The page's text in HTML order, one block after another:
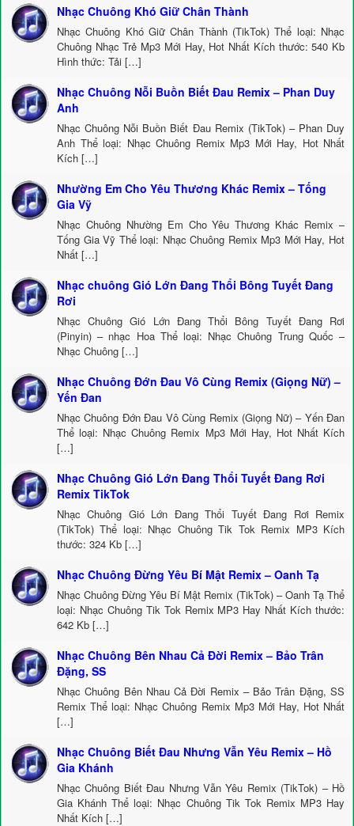
Nhạc Chuông Khó Giữ Chân Thành
Nhạc Chuông Khó Giữ Chân Thành (TikTok) Thể loại: Nhạc
Chuông Nhạc Trẻ Mp3 Mới Hay, Hot Nhất Kích thước: 540 Kb
Hình thức: Tải […]
Nhạc Chuông Nỗi Buồn Biết Đau Remix – Phan Duy
Anh
Nhạc Chuông Nỗi Buồn Biết Đau Remix (TikTok) – Phan Duy
Anh Thể loại: Nhạc Chuông Remix Mp3 Mới Hay, Hot Nhất
Kích […]
Nhường Em Cho Yêu Thương Khác Remix – Tống
Gia Vỹ
Nhạc Chuông Nhường Em Cho Yêu Thương Khác Remix –
Tống Gia Vỹ Thể loại: Nhạc Chuông Remix Mp3 Mới Hay, Hot
Nhất […]
Nhạc chuông Gió Lớn Đang Thổi Bông Tuyết Đang
Rơi
Nhạc Chuông Gió Lớn Đang Thổi Bông Tuyết Đang Rơi
(Pinyin) – nhạc Hoa Thể loại: Nhạc Chuông Trung Quốc –
Nhạc Chuông […]
Nhạc Chuông Đớn Đau Vô Cùng Remix (Giọng Nữ) –
Yến Đan
Nhạc Chuông Đớn Đau Vô Cùng Remix (Giọng Nữ) – Yến Đan
Thể loại: Nhạc Chuông Remix Mp3 Mới Hay, Hot Nhất Kích
[…]
Nhạc Chuông Gió Lớn Đang Thổi Tuyết Đang Rơi
Remix TikTok
Nhạc Chuông Gió Lớn Đang Thổi Tuyết Đang Rơi Remix
(TikTok) Thể loại: Nhạc Chuông Tik Tok Remix MP3 Kích
thước: 324 Kb […]
Nhạc Chuông Đừng Yêu Bí Mật Remix – Oanh Tạ
Nhạc Chuông Đừng Yêu Bí Mật Remix (TikTok) – Oanh Tạ Thể
loại: Nhạc Chuông Tik Tok Remix MP3 Hay Nhất Kích thước:
642 Kb […]
Nhạc Chuông Bên Nhau Cả Đời Remix – Bảo Trân
Đặng, SS
Nhạc Chuông Bên Nhau Cả Đời Remix – Bảo Trân Đặng, SS
Remix Thể loại: Nhạc Chuông Remix Mp3 Mới Hay, Hot Nhất
[…]
Nhạc Chuông Biết Đau Nhưng Vẫn Yêu Remix – Hồ
Gia Khánh
Nhạc Chuông Biết Đau Nhưng Vẫn Yêu Remix (TikTok) – Hồ
Gia Khánh Thể loại: Nhạc Chuông Tik Tok Remix MP3 Hay
Nhất Kích […]